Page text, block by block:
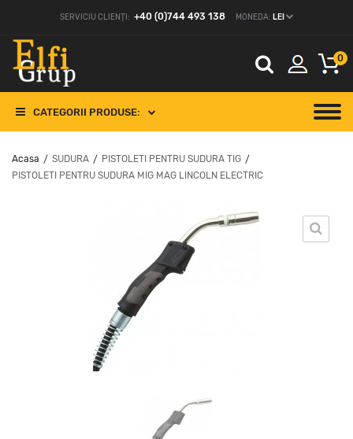
SERVICIU CLIENȚI: +40 (0)744 493 138 MONEDA: LEI
0
CATEGORII PRODUSE:
Acasa / SUDURA / PISTOLETI PENTRU SUDURA TIG /
PISTOLETI PENTRU SUDURA MIG MAG LINCOLN ELECTRIC